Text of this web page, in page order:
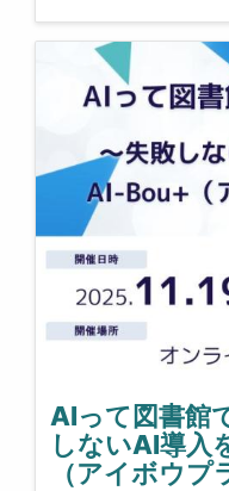
AIって図書館
しないAI導入
（アイボウプ